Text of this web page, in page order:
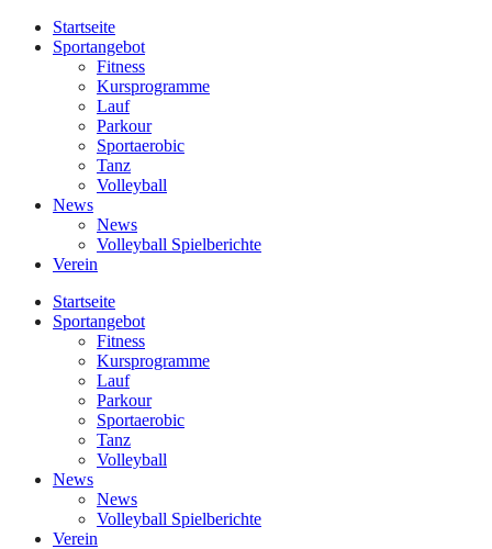
Startseite
Sportangebot
Fitness
Kursprogramme
Lauf
Parkour
Sportaerobic
Tanz
Volleyball
News
News
Volleyball Spielberichte
Verein
Startseite
Sportangebot
Fitness
Kursprogramme
Lauf
Parkour
Sportaerobic
Tanz
Volleyball
News
News
Volleyball Spielberichte
Verein